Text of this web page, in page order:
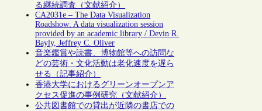
る継続調査（文献紹介）
CA2031e – The Data Visualization
Roadshow: A data visualization session
provided by an academic library / Devin R.
Bayly, Jeffrey C. Oliver
音楽鑑賞や読書、博物館等への訪問な
どの芸術・文化活動は老化速度を遅ら
せる（記事紹介）
香港大学におけるグリーンオープンア
クセス促進の事例研究（文献紹介）
公共図書館での貸出が近隣の書店での